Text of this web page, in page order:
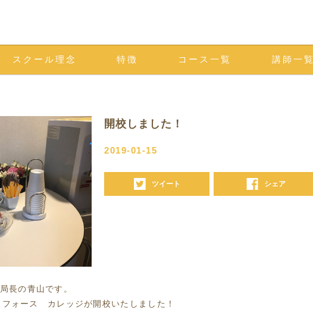
スクール理念 特徴 コース一覧 講師一覧
開校しました！
2019-01-15
ツイート シェア
長の青山です。
ォース カレッジが開校いたしました！